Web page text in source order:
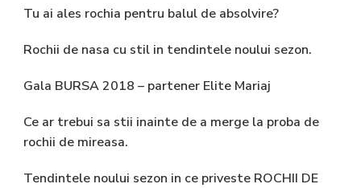
Tu ai ales rochia pentru balul de absolvire?
Rochii de nasa cu stil in tendintele noului sezon.
Gala BURSA 2018 – partener Elite Mariaj
Ce ar trebui sa stii inainte de a merge la proba de
rochii de mireasa.
Tendintele noului sezon in ce priveste ROCHII DE